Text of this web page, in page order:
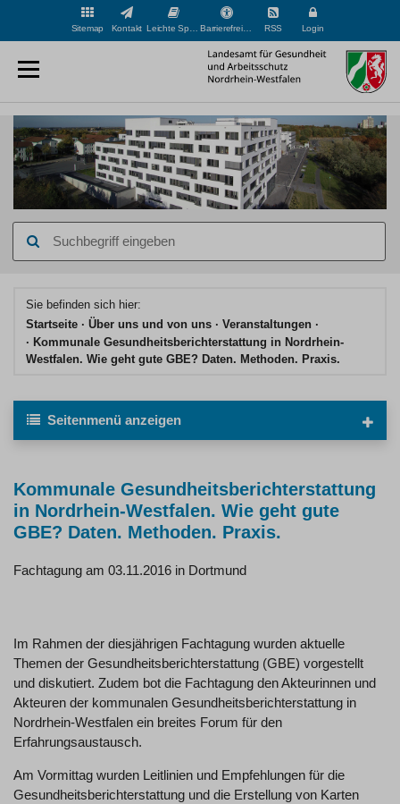
Sitemap Kontakt Barrierefreiheit RSS Login
eingeben
Sie befinden sich hier:
Startseite
Über uns und von uns
Veranstaltungen
Kommunale Gesundheitsberichterstattung in Nordrhein-
Westfalen. Wie geht gute GBE? Daten. Methoden. Praxis.
Seitenmenü anzeigen
Kommunale Gesundheitsberichterstattung
in Nordrhein-Westfalen. Wie geht gute
GBE? Daten. Methoden. Praxis.
Fachtagung am 03.11.2016 in Dortmund
Im Rahmen der diesjährigen Fachtagung wurden aktuelle
Themen der Gesundheitsberichterstattung (GBE) vorgestellt
und diskutiert. Zudem bot die Fachtagung den Akteurinnen und
Akteuren der kommunalen Gesundheitsberichterstattung in
Nordrhein-Westfalen ein breites Forum für den
Erfahrungsaustausch.
Am Vormittag wurden Leitlinien und Empfehlungen für die
Gesundheitsberichterstattung und die Erstellung von Karten